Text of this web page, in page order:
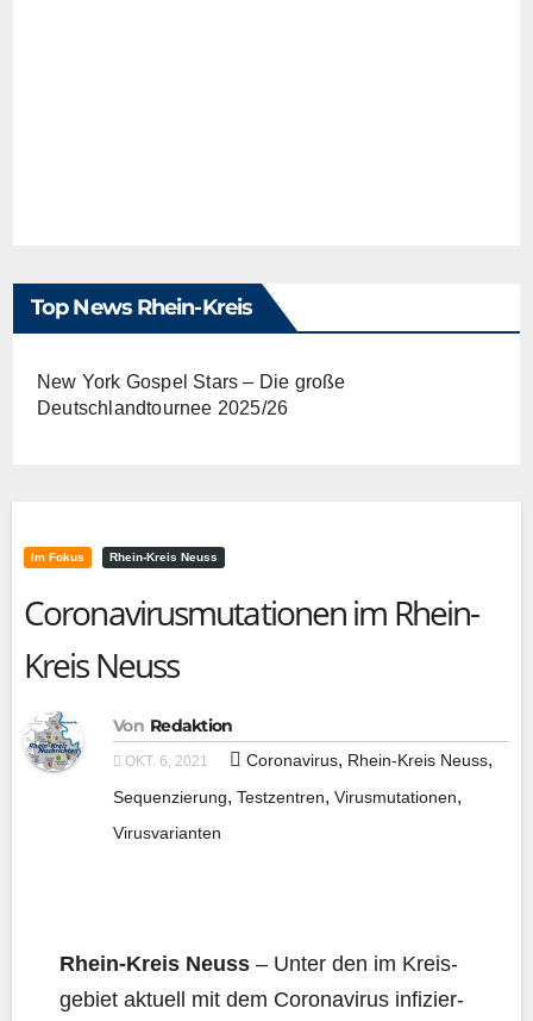
Top News Rhein-Kreis
New York Gospel Stars – Die große
Deutschlandtournee 2025/26
Im Fokus Rhein-Kreis Neuss
Coronavirusmutationen im Rhein-
Kreis Neuss
Von Redaktion
OKT. 6, 2021 Coronavirus, Rhein-Kreis Neuss,
Sequenzierung, Testzentren, Virusmutationen,
Virusvarianten
Rhein-Kreis Neuss – Unter den im Kreis­
ge­biet aktu­ell mit dem Coro­na­vi­rus infi­zier­